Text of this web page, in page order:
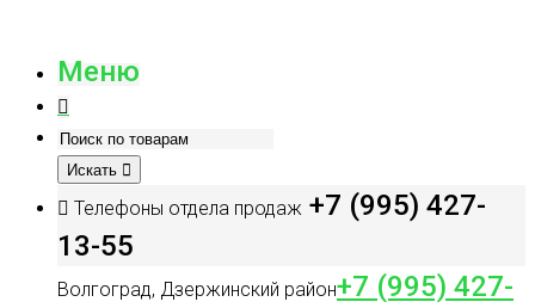
Меню
Искать
Телефоны отдела продаж +7 (995) 427-
13-55
Волгоград, Дзержинский район+7 (995) 427-